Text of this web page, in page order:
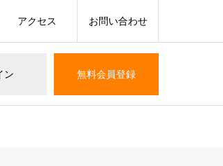
ン 無料会員登録
アクセス お問い合わせ